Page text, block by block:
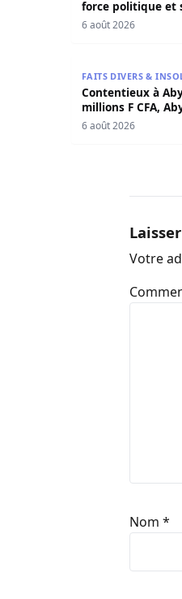
force politique et
6 août 2026
FAITS DIVERS &
Contentieux à
millions F CFA,
sociaux
6 août 2026
Votre
Nom *